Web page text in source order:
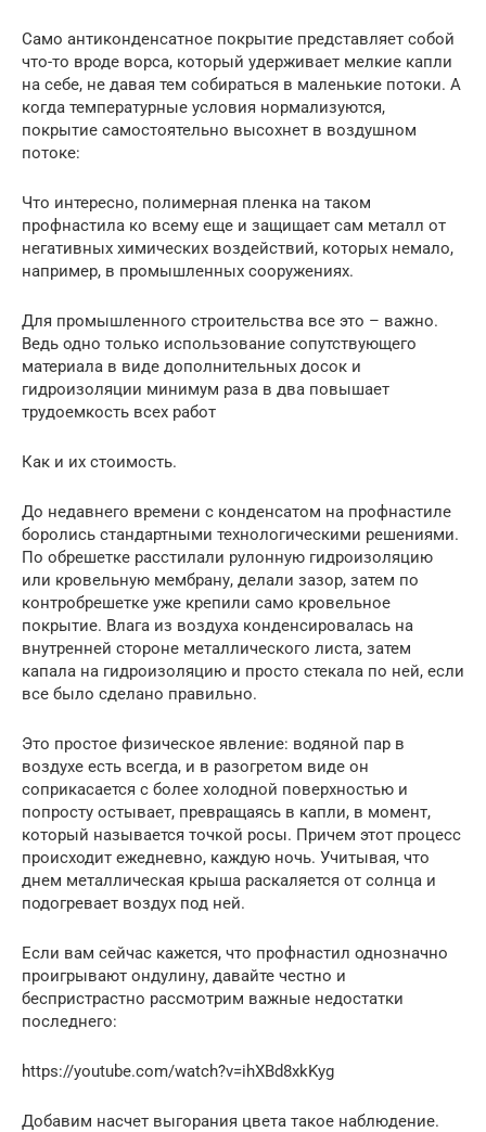
Само антиконденсатное покрытие представляет собой
что-то вроде ворса, который удерживает мелкие капли
на себе, не давая тем собираться в маленькие потоки. А
когда температурные условия нормализуются,
покрытие самостоятельно высохнет в воздушном
потоке:
Что интересно, полимерная пленка на таком
профнастила ко всему еще и защищает сам металл от
негативных химических воздействий, которых немало,
например, в промышленных сооружениях.
Для промышленного строительства все это – важно.
Ведь одно только использование сопутствующего
материала в виде дополнительных досок и
гидроизоляции минимум раза в два повышает
трудоемкость всех работ
Как и их стоимость.
До недавнего времени с конденсатом на профнастиле
боролись стандартными технологическими решениями.
По обрешетке расстилали рулонную гидроизоляцию
или кровельную мембрану, делали зазор, затем по
контробрешетке уже крепили само кровельное
покрытие. Влага из воздуха конденсировалась на
внутренней стороне металлического листа, затем
капала на гидроизоляцию и просто стекала по ней, если
все было сделано правильно.
Это простое физическое явление: водяной пар в
воздухе есть всегда, и в разогретом виде он
соприкасается с более холодной поверхностью и
попросту остывает, превращаясь в капли, в момент,
который называется точкой росы. Причем этот процесс
происходит ежедневно, каждую ночь. Учитывая, что
днем металлическая крыша раскаляется от солнца и
подогревает воздух под ней.
Если вам сейчас кажется, что профнастил однозначно
проигрывают ондулину, давайте честно и
беспристрастно рассмотрим важные недостатки
последнего:
https://youtube.com/watch?v=ihXBd8xkKyg
Добавим насчет выгорания цвета такое наблюдение.